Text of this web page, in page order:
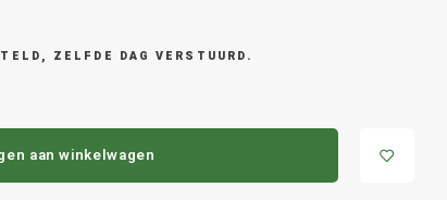
ZELFDE DAG VERSTUURD.
aan winkelwagen